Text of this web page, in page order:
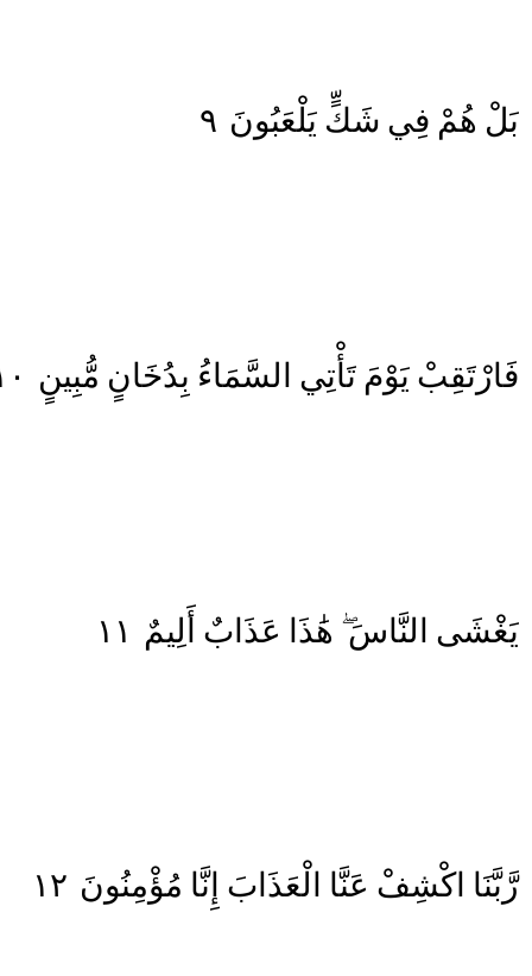
بَلْ هُمْ فِي شَكٍّ يَلْعَبُونَ ٩
فَارْتَقِبْ يَوْمَ تَأْتِي السَّمَاءُ بِدُخَانٍ مُّبِينٍ
يَغْشَى النَّاسَ هَٰذَا عَذَابٌ أَلِيمٌ ١١
رَّبَّنَا اكْشِفْ عَنَّا الْعَذَابَ إِنَّا مُؤْمِنُونَ ١٢